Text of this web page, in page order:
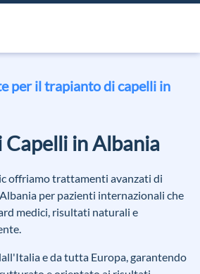
per il trapianto di capelli in
in Albania
offriamo trattamenti avanzati di
per pazienti internazionali che
medici, risultati naturali e
e da tutta Europa, garantendo